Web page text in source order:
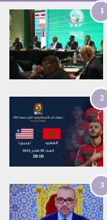
1
2
3